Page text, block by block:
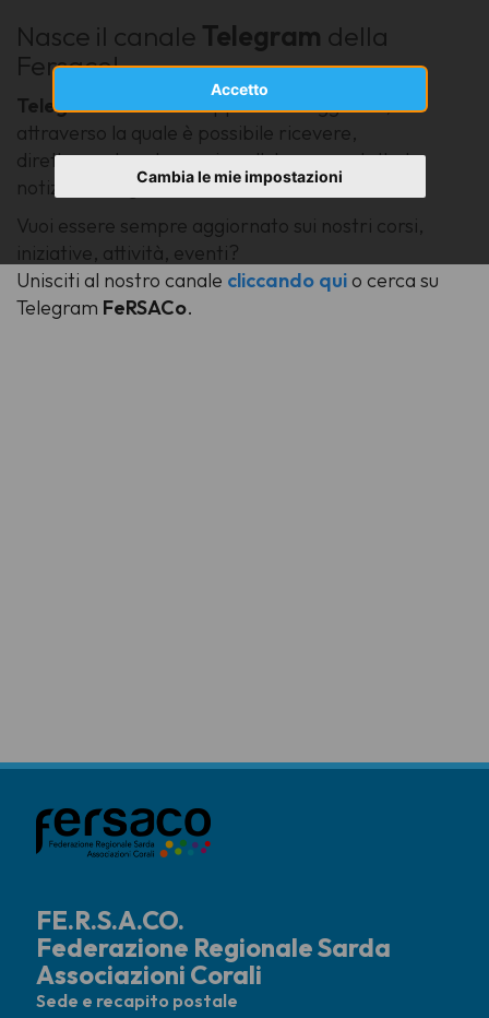
Accetto
Cambia le mie impostazioni
Nasce il canale Telegram della
Fersaco!
Telegramè la nuova app di messaggistica,
attraverso la quale è possibile ricevere,
direttamente sul proprio cellulare o pc, tutte le
notizie che riguardano la Fersaco.
Vuoi essere sempre aggiornato sui nostri corsi,
iniziative, attività, eventi?
Unisciti al nostro canale cliccando quio cerca su
Telegram FeRSACo.
FE.R.S.A.CO.
Federazione Regionale Sarda
Associazioni Corali
Sede e recapito postale